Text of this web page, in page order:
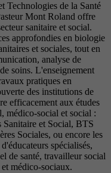
Technologies de la Santé
Mont Roland offre
sanitaire et social.
approfondies en biologie
et sociales, tout en
analyse de
soins. L'enseignement
pratiques en
des institutions de
efficacement aux études
médico-social et social :
Sanitaire et Social, BTS
Sociales, ou encore les
spécialisés,
de santé, travailleur social
médico-sociaux.